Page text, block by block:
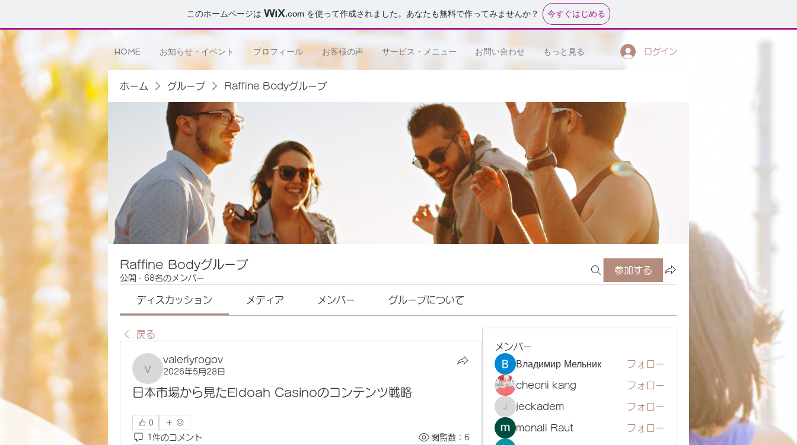
このホームページは .com を使って作成されました。あなたも無料で作ってみませんか？ 今すぐはじめる
HOME お知らせ・イベント プロフィール お客様の声 サービス・メニュー お問い合わせ もっと見る ログイン
ホーム グループ Raffine Bodyグループ
Raffine Bodyグループ
公開 · 68名のメンバー
参加する
ディスカッション メディア メンバー グループについて
戻る
valeriyrogov
valeriyrogov
2026年5月28日
日本市場から見たEldoah Casinoのコンテンツ戦略
0
1件のコメント 閲覧数：6
メンバー
Владимир Мельник
フォロー
cheoni kang フォロー
jeckadem
jeckadem フォロー
monali Raut フォロー